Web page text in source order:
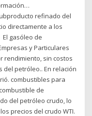
refinado del
directamente a los
El gasóleo de
y Particulares
rendimiento, sin costos
del petróleo.. En relación
combustibles para
de
del petróleo crudo, lo
precios del crudo WTI.